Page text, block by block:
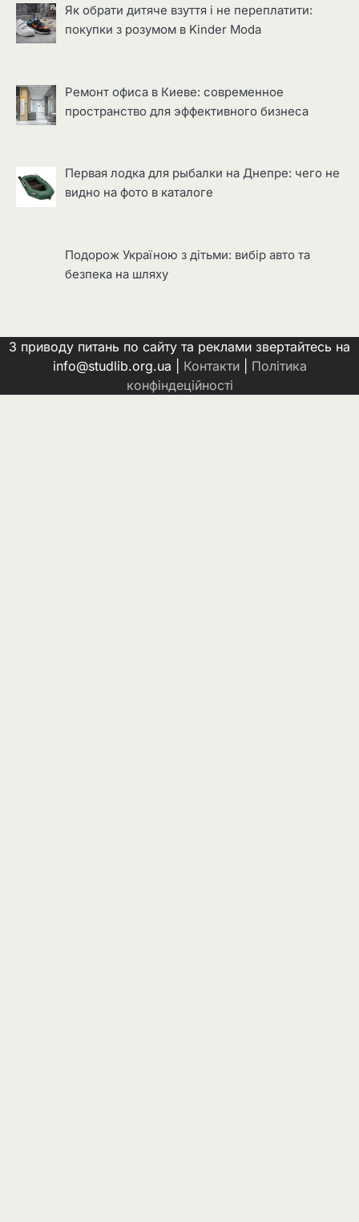
Як обрати дитяче взуття і не переплатити:
покупки з розумом в Kinder Moda
Ремонт офиса в Киеве: современное
пространство для эффективного бизнеса
Первая лодка для рыбалки на Днепре: чего не
видно на фото в каталоге
Подорож Україною з дітьми: вибір авто та
безпека на шляху
З приводу питань по сайту та реклами звертайтесь на
info@studlib.org.ua | Контакти| Політика
конфіндеційності